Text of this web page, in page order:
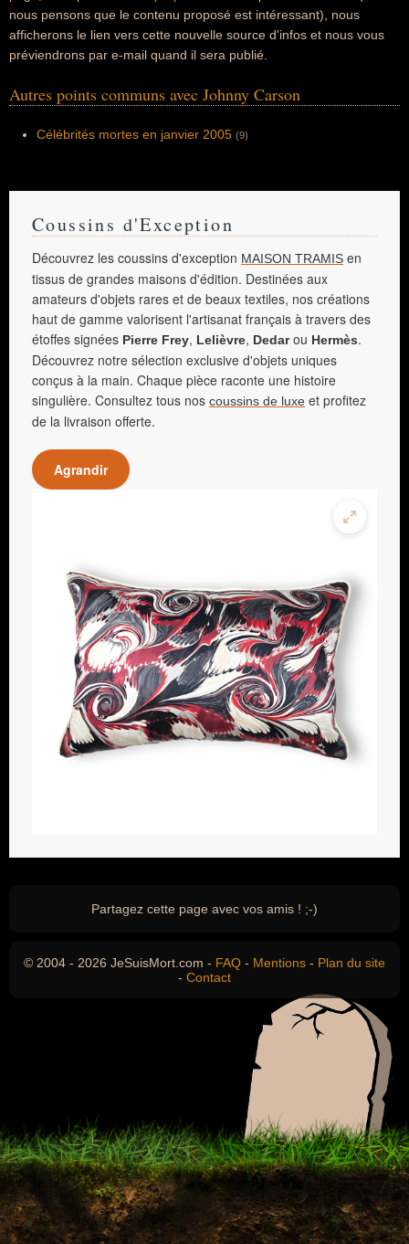
nous pensons que le contenu proposé est intéressant), nous
afficherons le lien vers cette nouvelle source d'infos et nous vous
préviendrons par e-mail quand il sera publié.
Autres points communs avec Johnny Carson
Célébrités mortes en janvier 2005 (9)
Coussins d'Exception
Découvrez les coussins d'exception MAISON TRAMIS en
tissus de grandes maisons d'édition. Destinées aux
amateurs d'objets rares et de beaux textiles, nos créations
haut de gamme valorisent l'artisanat français à travers des
étoffes signées Pierre Frey, Lelièvre, Dedarou Hermès.
Découvrez notre sélection exclusive d'objets uniques
conçus à la main. Chaque pièce raconte une histoire
singulière. Consultez tous nos coussins de luxe et profitez
de la livraison offerte.
Agrandir
Partagez cette page avec vos amis ! ;-)
© 2004 - 2026 JeSuisMort.com - FAQ - Mentions - Plan du site
- Contact